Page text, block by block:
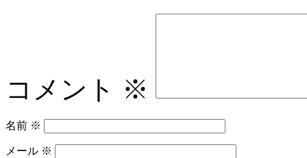
コメント ※
名前 ※
メール ※